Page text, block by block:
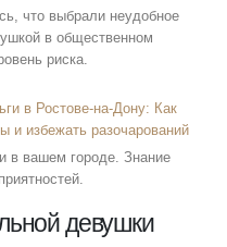
что выбрали неудобное
в общественном
риска.
в вашем городе. Знание
девушки